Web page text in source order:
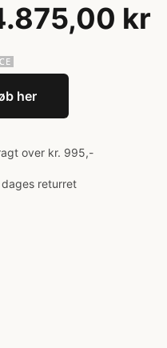
kr
her
over kr. 995,-
returret